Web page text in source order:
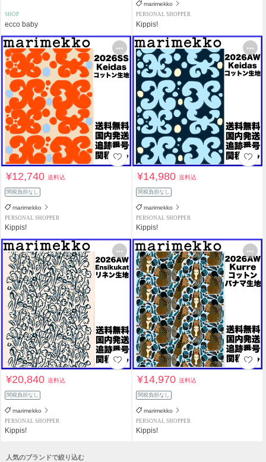
SHOP
ecco baby
marimekko
PERSONAL SHOPPER
Kippis!
¥12,740送料込
関税負担なし
marimekko
PERSONAL SHOPPER
Kippis!
¥14,980送料込
関税負担なし
marimekko
PERSONAL SHOPPER
Kippis!
¥20,840送料込
関税負担なし
marimekko
PERSONAL SHOPPER
Kippis!
¥14,970送料込
関税負担なし
marimekko
PERSONAL SHOPPER
Kippis!
人気のブランドで絞り込む